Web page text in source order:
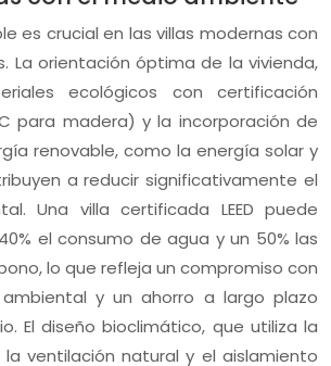
es crucial en las villas modernas con
La orientación óptima de la vivienda,
ecológicos con certificación
para madera) y la incorporación de
renovable, como la energía solar y
a reducir significativamente el
Una villa certificada LEED puede
el consumo de agua y un 50% las
lo que refleja un compromiso con
y un ahorro a largo plazo
El diseño bioclimático, que utiliza la
la ventilación natural y el aislamiento